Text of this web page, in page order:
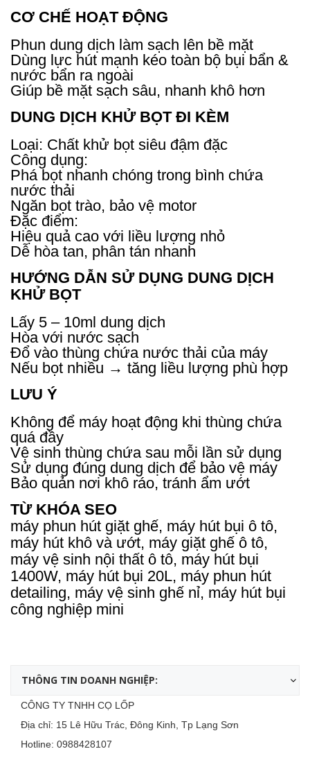
CƠ CHẾ HOẠT ĐỘNG
Phun dung dịch làm sạch lên bề mặt
Dùng lực hút mạnh kéo toàn bộ bụi bẩn &
nước bẩn ra ngoài
Giúp bề mặt sạch sâu, nhanh khô hơn
DUNG DỊCH KHỬ BỌT ĐI KÈM
Loại: Chất khử bọt siêu đậm đặc
Công dụng:
Phá bọt nhanh chóng trong bình chứa
nước thải
Ngăn bọt trào, bảo vệ motor
Đặc điểm:
Hiệu quả cao với liều lượng nhỏ
Dễ hòa tan, phân tán nhanh
HƯỚNG DẪN SỬ DỤNG DUNG DỊCH
KHỬ BỌT
Lấy 5 – 10ml dung dịch
Hòa với nước sạch
Đổ vào thùng chứa nước thải của máy
Nếu bọt nhiều → tăng liều lượng phù hợp
LƯU Ý
Không để máy hoạt động khi thùng chứa
quá đầy
Vệ sinh thùng chứa sau mỗi lần sử dụng
Sử dụng đúng dung dịch để bảo vệ máy
Bảo quản nơi khô ráo, tránh ẩm ướt
TỪ KHÓA SEO
máy phun hút giặt ghế, máy hút bụi ô tô,
máy hút khô và ướt, máy giặt ghế ô tô,
máy vệ sinh nội thất ô tô, máy hút bụi
1400W, máy hút bụi 20L, máy phun hút
detailing, máy vệ sinh ghế nỉ, máy hút bụi
công nghiệp mini
THÔNG TIN DOANH NGHIỆP:
CÔNG TY TNHH CỌ LỐP
Địa chỉ: 15 Lê Hữu Trác, Đông Kinh, Tp Lạng Sơn
Hotline: 0988428107